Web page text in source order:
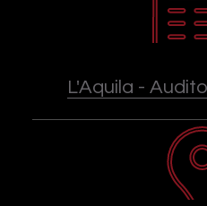
L'Aquila -